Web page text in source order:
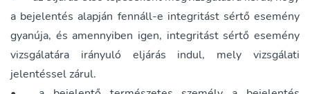
a bejelentés alapján fennáll-e integritást sértő esemény
gyanúja, és amennyiben igen, integritást sértő esemény
vizsgálatára irányuló eljárás indul, mely vizsgálati
jelentéssel zárul.